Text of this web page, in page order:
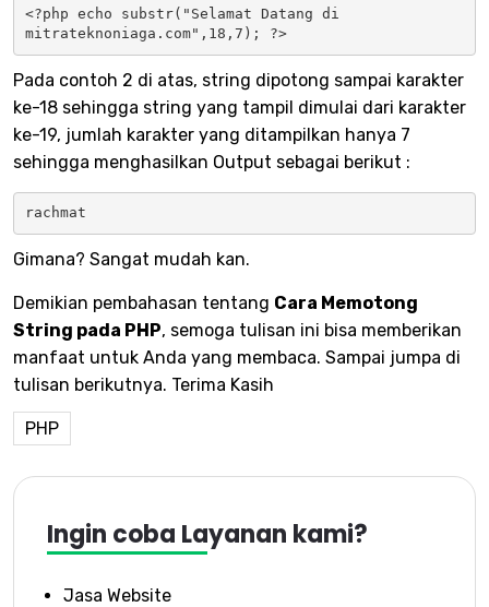
<?php echo substr("Selamat Datang di
mitrateknoniaga.com",18,7); ?>
Pada contoh 2 di atas, string dipotong sampai karakter
ke-18 sehingga string yang tampil dimulai dari karakter
ke-19, jumlah karakter yang ditampilkan hanya 7
sehingga menghasilkan Output sebagai berikut :
rachmat
Gimana? Sangat mudah kan.
Demikian pembahasan tentang Cara Memotong
String pada PHP, semoga tulisan ini bisa memberikan
manfaat untuk Anda yang membaca. Sampai jumpa di
tulisan berikutnya. Terima Kasih
PHP
Ingin coba Layanan kami?
Jasa Website